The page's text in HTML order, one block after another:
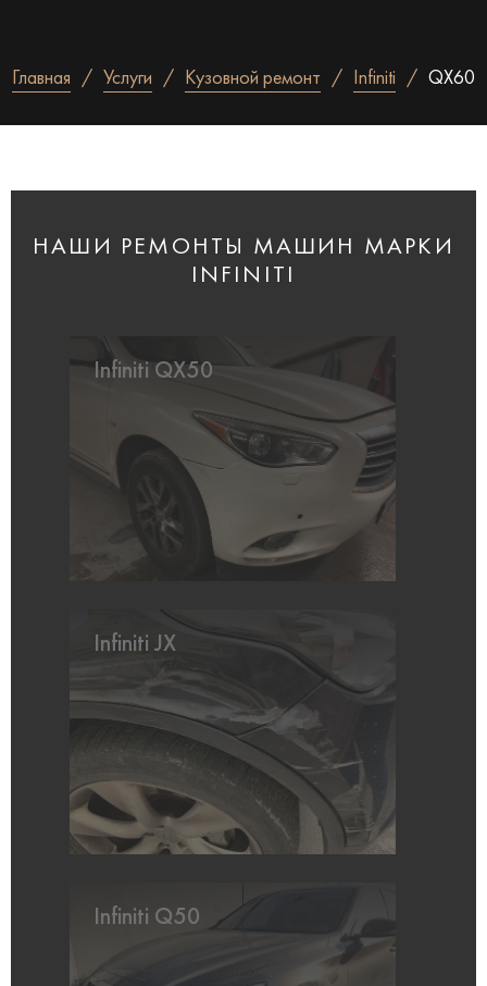
Главная Услуги Кузовной ремонт Infiniti QX60
НАШИ РЕМОНТЫ МАШИН МАРКИ
INFINITI
Infiniti QX50
Infiniti JX
Infiniti Q50